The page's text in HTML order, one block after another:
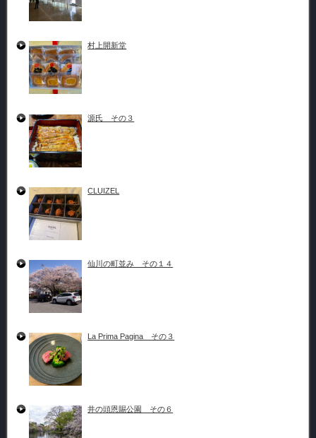
村上開新堂
源氏 その３
CLUIZEL
仙川の町並み その１４
La Prima Pagina その３
井の頭恩賜公園 その６